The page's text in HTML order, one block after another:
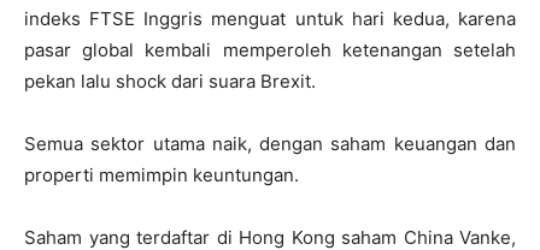
indeks FTSE Inggris menguat untuk hari kedua, karena
pasar global kembali memperoleh ketenangan setelah
pekan lalu shock dari suara Brexit.
Semua sektor utama naik, dengan saham keuangan dan
properti memimpin keuntungan.
Saham yang terdaftar di Hong Kong saham China Vanke,